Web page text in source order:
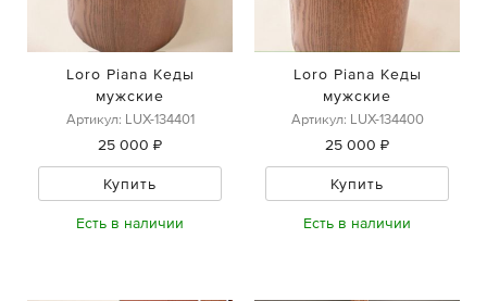
Loro Piana Кеды
мужские
Артикул: LUX-134401
25 000 ₽
Купить
Есть в наличии
Loro Piana Кеды
мужские
Артикул: LUX-134400
25 000 ₽
Купить
Есть в наличии